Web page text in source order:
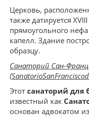
Церковь,
также датируется
прямоугольного
капелл. Здание
образцу.
Санаторий Сан-
(SanatorioSanFrancisco
Этот санаторий для
известный как
основан адвокатом